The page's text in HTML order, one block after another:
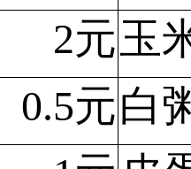
2元玉
0.5元白